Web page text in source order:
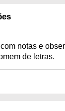
notas e
de letras.